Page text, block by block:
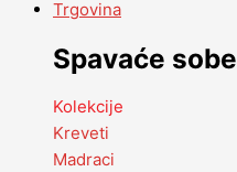
Trgovina
Spavaće sobe
Kolekcije
Kreveti
Madraci